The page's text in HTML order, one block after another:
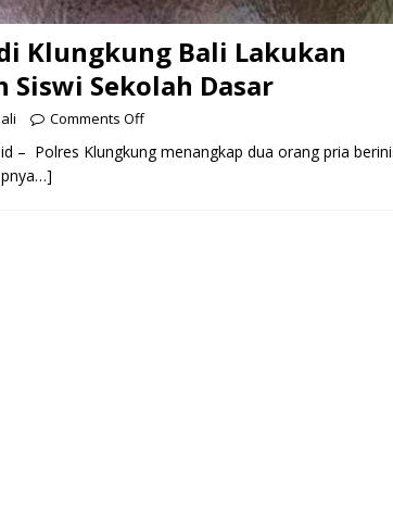
Klungkung Bali Lakukan
Siswi Sekolah Dasar
Comments Off
– Polres Klungkung menangkap dua orang pria